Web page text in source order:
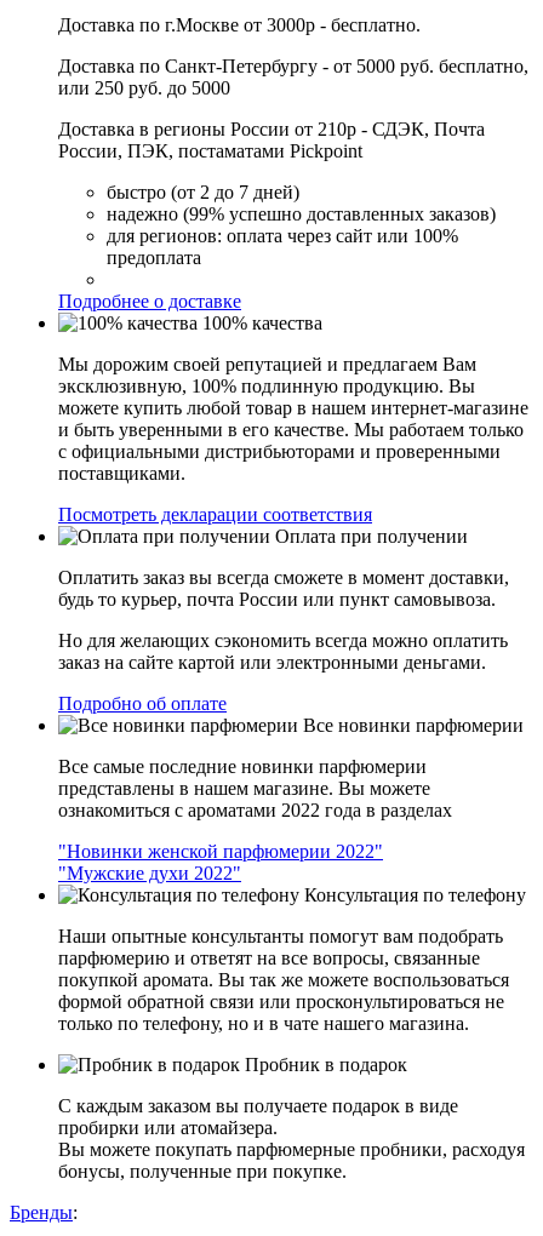
Доставка по г.Москве от 3000р - бесплатно.
Доставка по Санкт-Петербургу - от 5000 руб. бесплатно,
или 250 руб. до 5000
Доставка в регионы России от 210р - СДЭК, Почта
России, ПЭК, постаматами Pickpoint
быстро (от 2 до 7 дней)
надежно (99% успешно доставленных заказов)
для регионов: оплата через сайт или 100%
предоплата
Подробнее о доставке
100% качества
Мы дорожим своей репутацией и предлагаем Вам
эксклюзивную, 100% подлинную продукцию. Вы
можете купить любой товар в нашем интернет-магазине
и быть уверенными в его качестве. Мы работаем только
с официальными дистрибьюторами и проверенными
поставщиками.
Посмотреть декларации соответствия
Оплата при получении
Оплатить заказ вы всегда сможете в момент доставки,
будь то курьер, почта России или пункт самовывоза.
Но для желающих сэкономить всегда можно оплатить
заказ на сайте картой или электронными деньгами.
Подробно об оплате
Все новинки парфюмерии
Все самые последние новинки парфюмерии
представлены в нашем магазине. Вы можете
ознакомиться с ароматами 2022 года в разделах
"Новинки женской парфюмерии 2022"
"Мужские духи 2022"
Консультация по телефону
Наши опытные консультанты помогут вам подобрать
парфюмерию и ответят на все вопросы, связанные
покупкой аромата. Вы так же можете воспользоваться
формой обратной связи или просконультироваться не
только по телефону, но и в чате нашего магазина.
Пробник в подарок
С каждым заказом вы получаете подарок в виде
пробирки или атомайзера.
Вы можете покупать парфюмерные пробники, расходуя
бонусы, полученные при покупке.
Бренды: